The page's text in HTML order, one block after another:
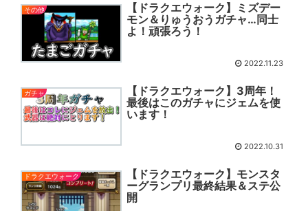
その他
【ドラクエウォーク】ミズデー
モン＆りゅうおうガチャ…同士
よ！頑張ろう！
2022.11.23
ガチャ
【ドラクエウォーク】3周年！
最後はこのガチャにジェムを使
います！
2022.10.31
ドラクエウォーク
【ドラクエウォーク】モンスタ
ーグランプリ最終結果＆ステ公
開